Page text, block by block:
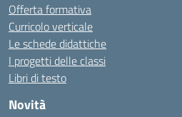
Offerta formativa
Curricolo verticale
Le schede didattiche
I progetti delle classi
Libri di testo
Novità